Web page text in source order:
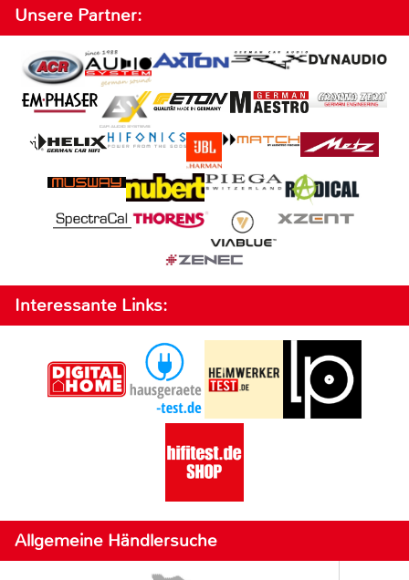
Unsere Partner:
Interessante Links:
Allgemeine Händlersuche